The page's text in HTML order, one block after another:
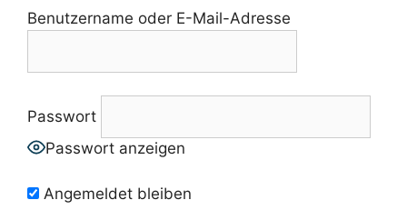
Benutzername oder E-Mail-Adresse
Passwort
Passwort anzeigen
Angemeldet bleiben